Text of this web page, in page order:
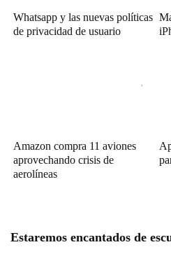
Whatsapp y las nuevas políticas
de privacidad de usuario
Amazon compra 11 aviones
aprovechando crisis de
aerolíneas
Estaremos encantados de